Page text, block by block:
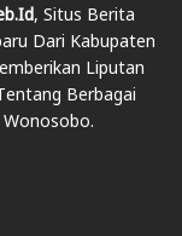
, Situs Berita
Dari Kabupaten
Liputan
Berbagai